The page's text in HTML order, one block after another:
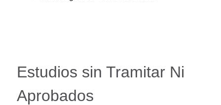
Estudios sin Tramitar Ni
Aprobados